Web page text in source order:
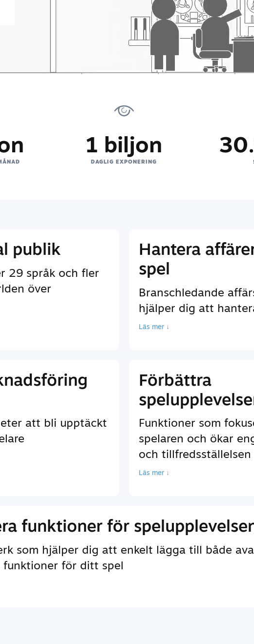
1 biljon
DAGLIG EXPONERING
publik
29 språk och fler
över
Hantera
spel
Branschledande
hjälper dig att
Läs mer ↓
att bli upptäckt
Förbättra
Funktioner som
spelaren och ökar
och tillfredsställelsen
Läs mer ↓
funktioner för
som hjälper dig att enkelt lägga till både
funktioner för ditt spel